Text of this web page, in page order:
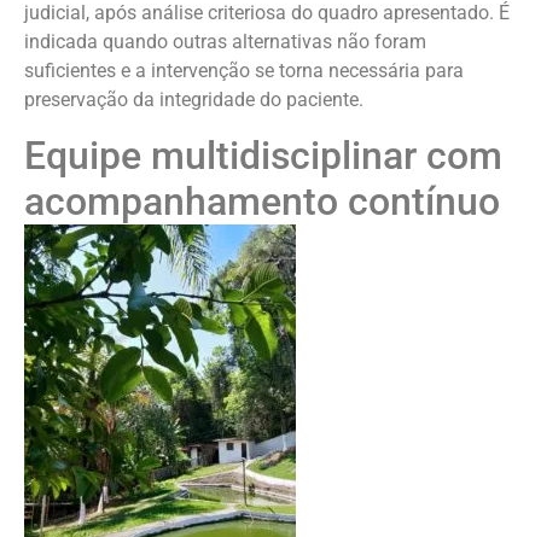
judicial, após análise criteriosa do quadro apresentado. É
indicada quando outras alternativas não foram
suficientes e a intervenção se torna necessária para
preservação da integridade do paciente.
Equipe multidisciplinar com
acompanhamento contínuo